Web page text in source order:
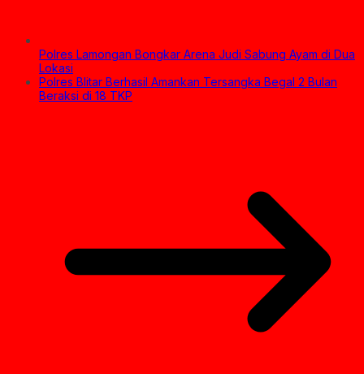
Polres Lamongan Bongkar Arena Judi Sabung Ayam di Dua
Lokasi
Polres Blitar Berhasil Amankan Tersangka Begal 2 Bulan
Beraksi di 18 TKP